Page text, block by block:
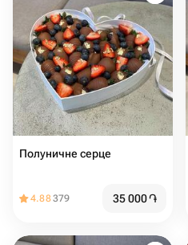
Полуничне серце
4.88379 35 000֏